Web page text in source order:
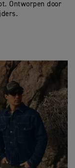
Ontworpen door